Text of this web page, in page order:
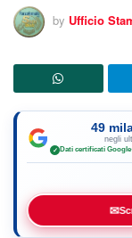
by Ufficio
49
negli
✓ Dati certificati Google·
✉